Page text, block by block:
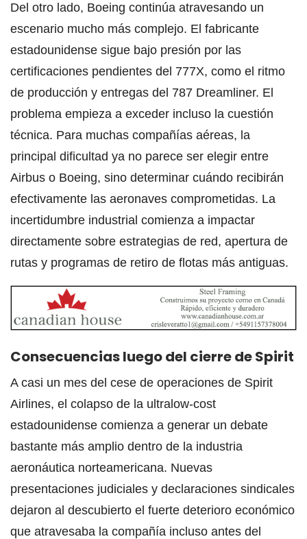
Del otro lado, Boeing continúa atravesando un
escenario mucho más complejo. El fabricante
estadounidense sigue bajo presión por las
certificaciones pendientes del 777X, como el ritmo
de producción y entregas del 787 Dreamliner. El
problema empieza a exceder incluso la cuestión
técnica. Para muchas compañías aéreas, la
principal dificultad ya no parece ser elegir entre
Airbus o Boeing, sino determinar cuándo recibirán
efectivamente las aeronaves comprometidas. La
incertidumbre industrial comienza a impactar
directamente sobre estrategias de red, apertura de
rutas y programas de retiro de flotas más antiguas.
Consecuencias luego del cierre de Spirit
A casi un mes del cese de operaciones de Spirit
Airlines, el colapso de la ultralow-cost
estadounidense comienza a generar un debate
bastante más amplio dentro de la industria
aeronáutica norteamericana. Nuevas
presentaciones judiciales y declaraciones sindicales
dejaron al descubierto el fuerte deterioro económico
que atravesaba la compañía incluso antes del